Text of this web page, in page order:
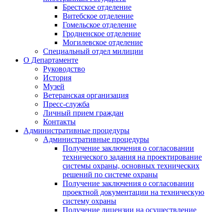
Брестское отделение
Витебское отделение
Гомельское отделение
Гродненское отделение
Могилевское отделение
Специальный отдел милиции
О Департаменте
Руководство
История
Музей
Ветеранская организация
Пресс-служба
Личный прием граждан
Контакты
Административные процедуры
Административные процедуры
Получение заключения о согласовании
технического задания на проектирование
системы охраны, основных технических
решений по системе охраны
Получение заключения о согласовании
проектной документации на техническую
систему охраны
Получение лицензии на осуществление